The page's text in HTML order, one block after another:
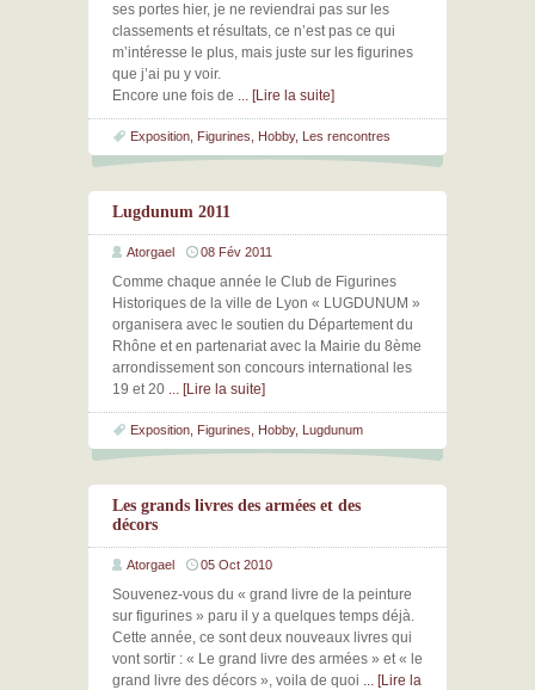
ses portes hier, je ne reviendrai pas sur les
classements et résultats, ce n’est pas ce qui
m’intéresse le plus, mais juste sur les figurines
que j’ai pu y voir.
Encore une fois de ... [Lire la suite]
Exposition Figurines Hobby, Les rencontres
Lugdunum 2011
Atorgael 08 Fév 2011
Comme chaque année le Club de Figurines
Historiques de la ville de Lyon « LUGDUNUM »
organisera avec le soutien du Département du
Rhône et en partenariat avec la Mairie du 8ème
arrondissement son concours international les
19 et 20 ... [Lire la suite]
Exposition Figurines Hobby, Lugdunum
Les grands livres des armées et des
décors
Atorgael 05 Oct 2010
Souvenez-vous du « grand livre de la peinture
sur figurines » paru il y a quelques temps déjà.
Cette année, ce sont deux nouveaux livres qui
vont sortir : « Le grand livre des armées » et « le
grand livre des décors », voila de quoi ... [Lire la